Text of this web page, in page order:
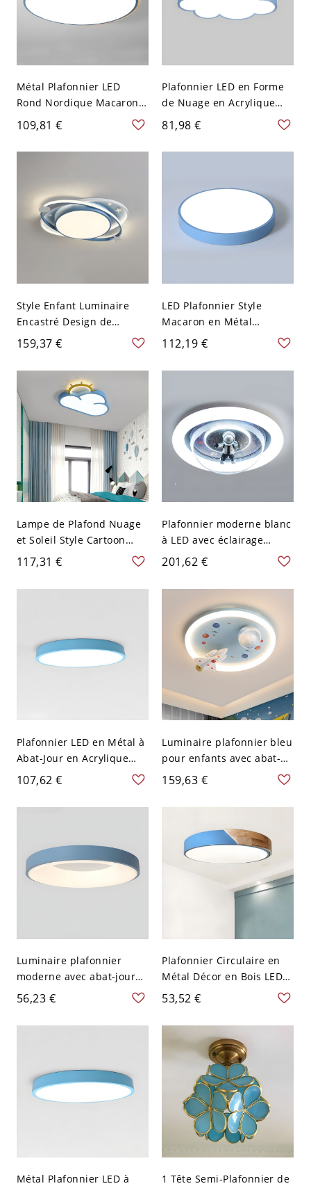
Métal Plafonnier LED
Rond Nordique Macaron
Luminaire Encastré en
Bois pour Salon - Bleu 110
V-120 V 30,48 cm Blanc
109,81 €
Plafonnier LED en Forme
de Nuage en Acrylique
Moderne Lampe de
Plafond pour Chambre -
110 V-120 V Blanc Bleu
81,98 €
Style Enfant Luminaire
Encastré Design de
Planète Métallique
Plafonnier LED pour
Chambre - Bleu 110 V-120
V 49,53 cm Blanc
159,37 €
LED Plafonnier Style
Macaron en Métal
Luminaire Affleurant en
Forme de Rond - Bleu 110
V-120 V 30,48 cm
112,19 €
Lampe de Plafond Nuage
et Soleil Style Cartoon
Lustre LED Acrylique pour
Chambre d'Enfants - Bleu
110 V-120 V Blanc A
117,31 €
Plafonnier moderne blanc
à LED avec éclairage
d'ambiance - 110 V-120 V
Astronaute
201,62 €
Plafonnier LED en Métal à
Abat-Jour en Acrylique
Luminaire Encastré
Nordique pour Chambre -
Bleu 110 V-120 V 30,48 cm
107,62 €
Luminaire plafonnier bleu
pour enfants avec abat-
jour en lucite, câblage
direct, 1 lumière, usage
résidentiel, luminaire LED,
159,63 €
Luminaire plafonnier
moderne avec abat-jour
orienté vers le bas - 110
V-120 V 40,64 cm Bleu
56,23 €
Plafonnier Circulaire en
Métal Décor en Bois LED
Luminaire Affleurant de
Style Moderne - Bleu 110
V-120 V 30,48 cm Blanc
53,52 €
Métal Plafonnier LED à
1 Tête Semi-Plafonnier de